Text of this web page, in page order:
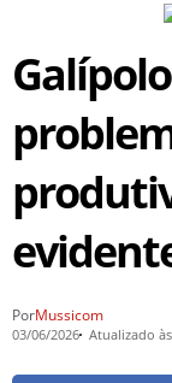
PorMussicom
03/06/2026 Atualizado